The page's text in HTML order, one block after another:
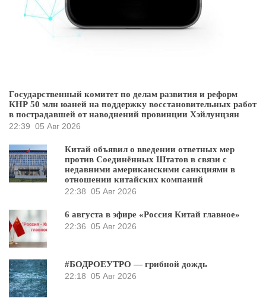
Государственный комитет по делам развития и реформ
КНР 50 млн юаней на поддержку восстановительных работ
в пострадавшей от наводнений провинции Хэйлунцзян
22:39 05 Авг 2026
Китай объявил о введении ответных мер
против Соединённых Штатов в связи с
недавними американскими санкциями в
отношении китайских компаний
22:38 05 Авг 2026
6 августа в эфире «Россия Китай главное»
22:36 05 Авг 2026
#БОДРОЕУТРО — грибной дождь
22:18 05 Авг 2026